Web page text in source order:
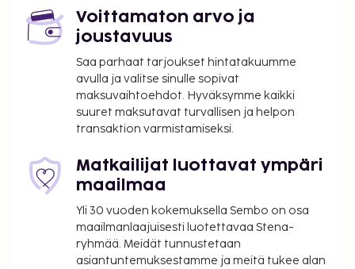
Tässä on mainittu kaikki majoituspaikan meille
ilmoittamat maksut.
Maksu buffetaamiaisesta: noin 17 EUR aikuisille
ja 8 EUR lapsille
Lemmikkitakuumaksu: 200 EUR per yöpyminen
Avustajaeläimistä ei veloiteta lisämaksuja
Sisäänkirjautumisesta veloitetaan lisämaksu klo
22.30–1.00
Myöhäinen uloskirjautuminen on saatavilla
lisämaksusta (saatavuuden mukaan)
Lisävuode: 35.0 EUR per yö
Voittamaton arvo ja
joustavuus
Saa parhaat tarjoukset hintatakuumme
avulla ja valitse sinulle sopivat
maksuvaihtoehdot. Hyväksymme kaikki
suuret maksutavat turvallisen ja helpon
transaktion varmistamiseksi.
Matkailijat luottavat ympäri
maailmaa
Yli 30 vuoden kokemuksella Sembo on osa
maailmanlaajuisesti luotettavaa Stena-
ryhmää. Meidät tunnustetaan
asiantuntemuksestamme ja meitä tukee alan